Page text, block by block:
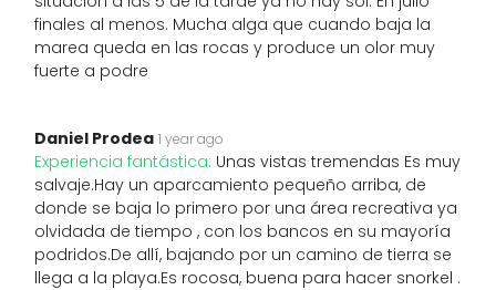
finales al menos. Mucha alga que cuando baja la
marea queda en las rocas y produce un olor muy
fuerte a podre
Daniel Prodea 1 year ago
Experiencia fantástica: Unas vistas tremendas Es muy
salvaje.Hay un aparcamiento pequeño arriba, de
donde se baja lo primero por una área recreativa ya
olvidada de tiempo , con los bancos en su mayoría
podridos.De allí, bajando por un camino de tierra se
llega a la playa.Es rocosa, buena para hacer snorkel .